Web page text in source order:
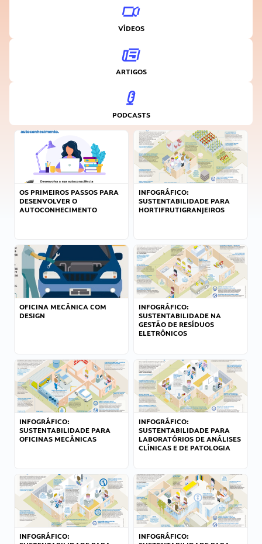
VÍDEOS
ARTIGOS
PODCASTS
OS PRIMEIROS PASSOS PARA
DESENVOLVER O
AUTOCONHECIMENTO
INFOGRÁFICO:
SUSTENTABILIDADE PARA
HORTIFRUTIGRANJEIROS
OFICINA MECÂNICA COM
DESIGN
INFOGRÁFICO:
SUSTENTABILIDADE NA
GESTÃO DE RESÍDUOS
ELETRÔNICOS
INFOGRÁFICO:
SUSTENTABILIDADE PARA
OFICINAS MECÂNICAS
INFOGRÁFICO:
SUSTENTABILIDADE PARA
LABORATÓRIOS DE ANÁLISES
CLÍNICAS E DE PATOLOGIA
INFOGRÁFICO:
INFOGRÁFICO: